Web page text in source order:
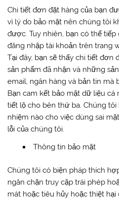
Chi tiết đơn đặt hàng của bạn
vì lý do bảo mật nên chúng tôi
được. Tuy nhiên, bạn có thể
đăng nhập tài khoản trên trang
Tại đây, bạn sẽ thấy chi tiết đơn
sản phẩm đã nhận và những
email, ngân hàng và bản tin mà
Bạn cam kết bảo mật dữ liệu
tiết lộ cho bên thứ ba. Chúng
nhiệm nào cho việc dùng sai
lỗi của chúng tôi.
Thông tin bảo mật
Chúng tôi có biện pháp thích
ngăn chặn truy cập trái phép
mát hoặc tiêu hủy hoặc thiệt